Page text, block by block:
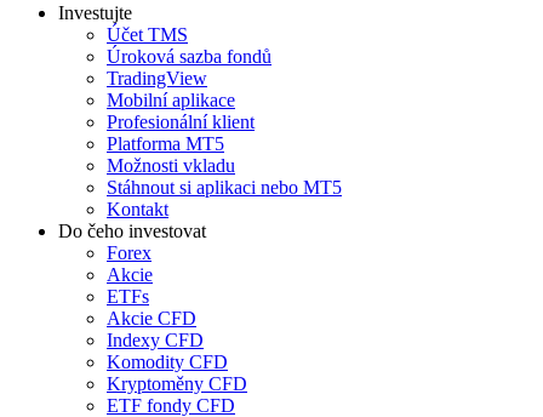
Investujte
Účet TMS
Úroková sazba fondů
TradingView
Mobilní aplikace
Profesionální klient
Platforma MT5
Možnosti vkladu
Stáhnout si aplikaci nebo MT5
Kontakt
Do čeho investovat
Forex
Akcie
ETFs
Akcie CFD
Indexy CFD
Komodity CFD
Kryptoměny CFD
ETF fondy CFD